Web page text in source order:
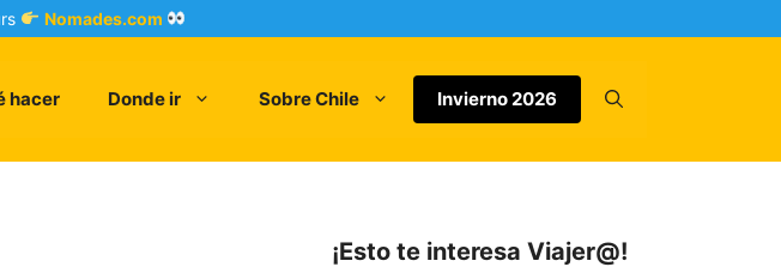
Nomades.com
hacer Donde ir Sobre Chile Invierno 2026
¡Esto te interesa Viajer@!